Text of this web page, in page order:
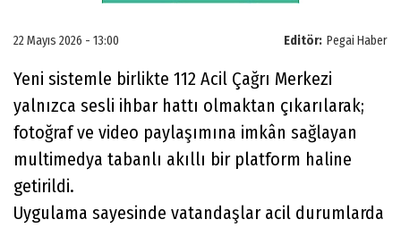
Editör: Pegai Haber
22 Mayıs 2026 - 13:00
Yeni sistemle birlikte 112 Acil Çağrı Merkezi
yalnızca sesli ihbar hattı olmaktan çıkarılarak;
fotoğraf ve video paylaşımına imkân sağlayan
multimedya tabanlı akıllı bir platform haline
getirildi.
Uygulama sayesinde vatandaşlar acil durumlarda